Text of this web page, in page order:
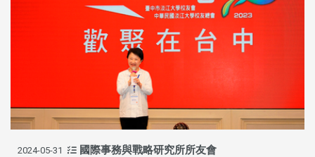
2024-05-31 國際事務與戰略研究所所友會